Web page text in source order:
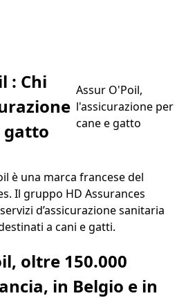
: Chi
gatto
Assur O'Poil,
l'assicurazione per
cane e gatto
è una marca francese del
Il gruppo HD Assurances
d’assicurazione sanitaria
a cani e gatti.
oltre 150.000
in Belgio e in